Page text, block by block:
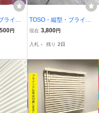
ライン
不織
リーツ
500円
TOSO・縦型・ブライン
ド・オフホワイト・W246
現在 3,800円
入札 - 残り 2日